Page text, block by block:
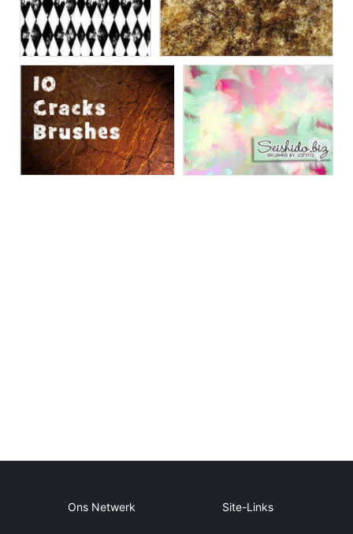
Ons Netwerk Site-Links